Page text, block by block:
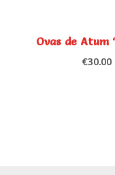
Ovas de Atum
€30.00